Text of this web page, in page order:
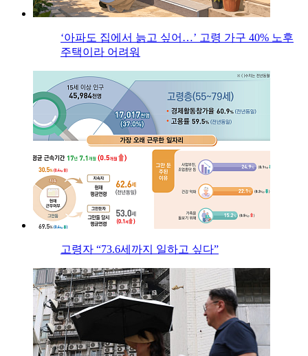
‘아파도 집에서 늙고 싶어…’ 고령 가구 40% 노후
주택이라 어려워
고령자 “73.6세까지 일하고 싶다”